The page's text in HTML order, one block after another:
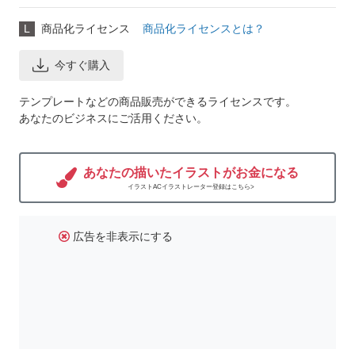
L 商品化ライセンス 商品化ライセンスとは？
今すぐ購入
テンプレートなどの商品販売ができるライセンスです。
あなたのビジネスにご活用ください。
あなたの描いたイラストがお金になる
イラストACイラストレーター登録はこちら>
広告を非表示にする